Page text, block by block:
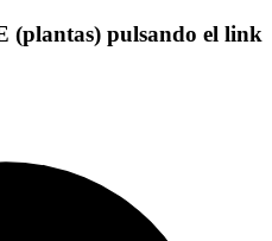
(plantas) pulsando el link